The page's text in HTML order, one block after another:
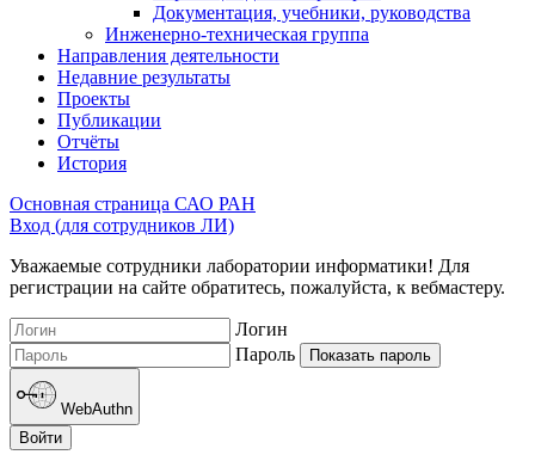
Документация, учебники, руководства
Инженерно-техническая группа
Направления деятельности
Недавние результаты
Проекты
Публикации
Отчёты
История
Основная страница САО РАН
Вход (для сотрудников ЛИ)
Уважаемые сотрудники лаборатории информатики! Для
регистрации на сайте обратитесь, пожалуйста, к вебмастеру.
Логин
Пароль
Показать пароль
WebAuthn
Войти